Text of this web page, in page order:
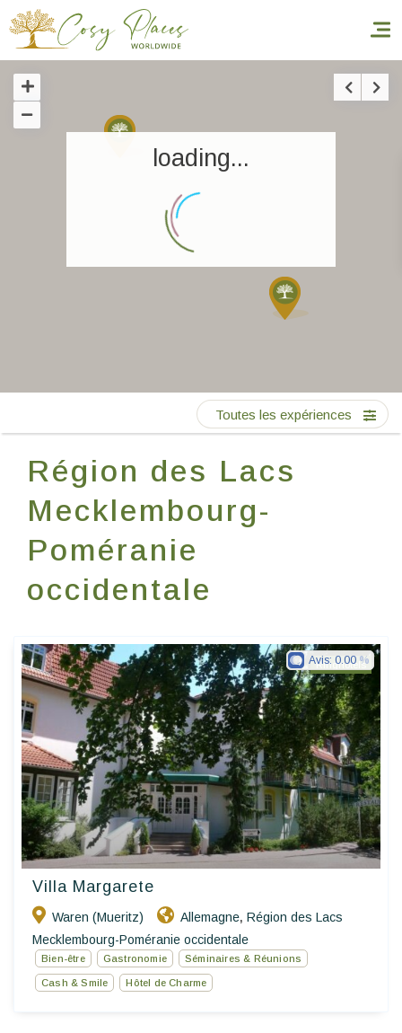
Accueil
Réserver un séjour
Nos adresses dans le monde
World’s Best Hotels
FR
loading...
Région des Lacs
Mecklembourg-
Poméranie
occidentale
Toutes les expériences
Ringhotels
Villa Margarete
Waren (Mueritz) Allemagne, Région des Lacs
Mecklembourg-Poméranie occidentale
Avis: 0.00
Bien-être Gastronomie Séminaires & Réunions
Cash & Smile Hôtel de Charme